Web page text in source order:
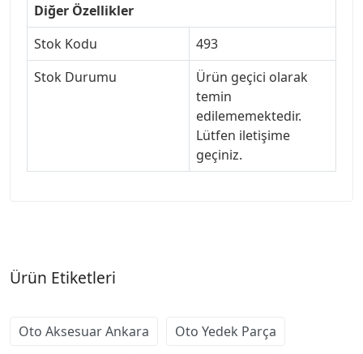
Diğer Özellikler
Stok Kodu
493
Stok Durumu
Ürün geçici olarak
temin
edilememektedir.
Lütfen iletişime
geçiniz.
Ürün Etiketleri
Oto Aksesuar Ankara Oto Yedek Parça